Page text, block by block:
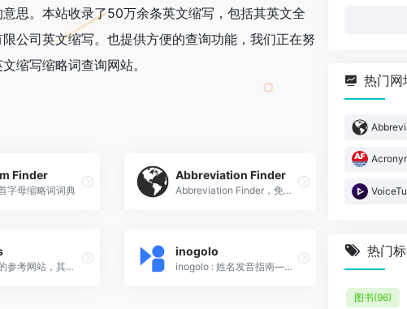
思。本站收录了50万余条英文缩写，包括其英文全
公司英文缩写。也提供方便的查询功能，我们正在努
缩写缩略词查询网站。
Finder
字母缩略词词典
Abbreviation Finder
Abbreviation Finder，免费在线查看首字母缩写词
一个独特的参考网站，其中包含许多语言中几乎任何给定单词的大量押韵建议。
inogolo
inogolo : 姓名发音指南——人名、地名和东西的发音
热门网
热门
图书(96)